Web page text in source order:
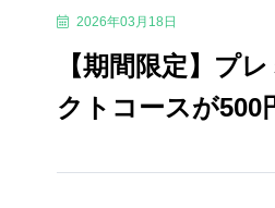
2026年03月18日
【期間限定】プ
クトコースが500